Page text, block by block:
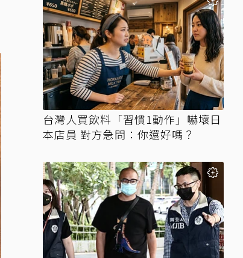
台灣人買飲料「習慣1動作」嚇壞日
本店員 對方急問：你還好嗎？